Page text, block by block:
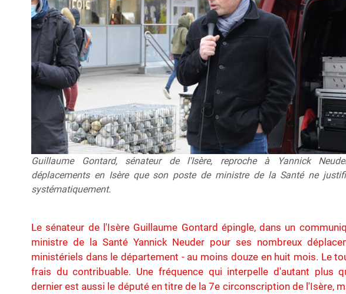
Guillaume Gontard, sénateur de l'Isère, reproche à Yannick
déplacements en Isère que son poste de ministre de la Santé ne
systématiquement.
Le sénateur de l'Isère Guillaume Gontard épingle, dans un
ministre de la Santé Yannick Neuder pour ses nombreux
ministériels dans le département - au moins douze en huit mois. Le
frais du contribuable. Une fréquence qui interpelle d'autant plus
dernier est aussi le député en titre de la 7e circonscription de l'Isère,